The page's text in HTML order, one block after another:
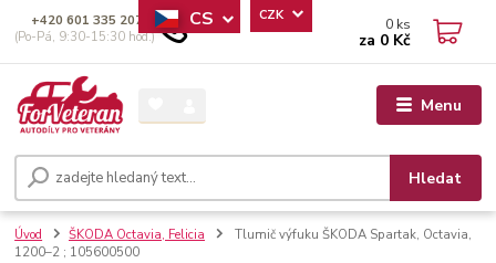
Menu
CS CZK
Hledat
+420 601 335 207
(Po-Pá, 9:30-15:30 hod.)
0 ks
za 0 Kč
Úvod ŠKODA Octavia, Felicia
Tlumič výfuku ŠKODA Spartak, Octavia,
1200–2 ; 105600500